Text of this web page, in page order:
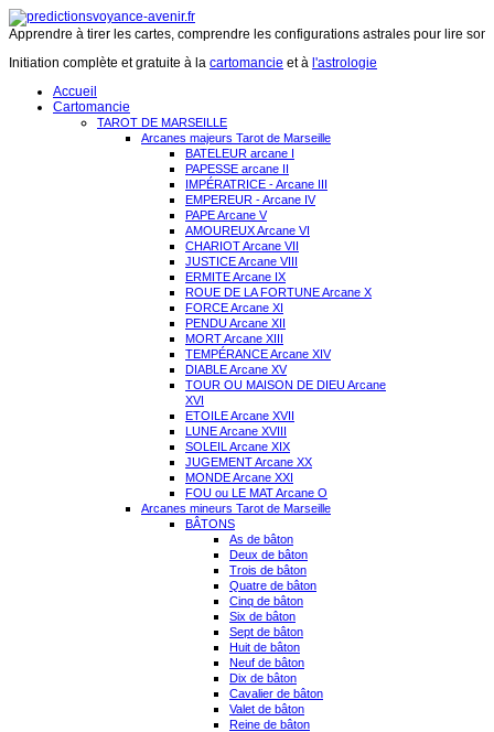
Apprendre à tirer les cartes, comprendre les configurations astrales pour lire
Initiation complète et gratuite à la cartomancie et à l'astrologie
Accueil
Cartomancie
TAROT DE MARSEILLE
Arcanes majeurs Tarot de Marseille
BATELEUR arcane I
PAPESSE arcane II
IMPÉRATRICE - Arcane III
EMPEREUR - Arcane IV
PAPE Arcane V
AMOUREUX Arcane VI
CHARIOT Arcane VII
JUSTICE Arcane VIII
ERMITE Arcane IX
ROUE DE LA FORTUNE Arcane X
FORCE Arcane XI
PENDU Arcane XII
MORT Arcane XIII
TEMPÉRANCE Arcane XIV
DIABLE Arcane XV
TOUR OU MAISON DE DIEU Arcane
XVI
ETOILE Arcane XVII
LUNE Arcane XVIII
SOLEIL Arcane XIX
JUGEMENT Arcane XX
MONDE Arcane XXI
FOU ou LE MAT Arcane O
Arcanes mineurs Tarot de Marseille
BÂTONS
As de bâton
Deux de bâton
Trois de bâton
Quatre de bâton
Cinq de bâton
Six de bâton
Sept de bâton
Huit de bâton
Neuf de bâton
Dix de bâton
Cavalier de bâton
Valet de bâton
Reine de bâton